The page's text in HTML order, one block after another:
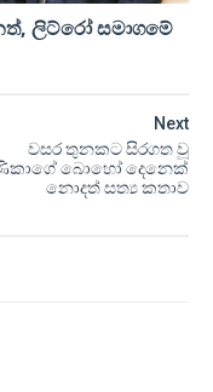
ලිට්රෝ සමාගමේ
Next
වසර තුනකට සිරගත වූ
බොහෝ දෙනෙක්
නොදත් සත්‍ය කතාව